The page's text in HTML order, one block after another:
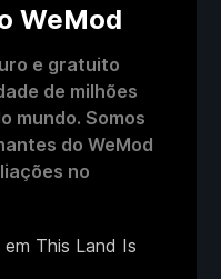
WeMod
e gratuito
de milhões
mundo. Somos
do WeMod
no
This Land Is